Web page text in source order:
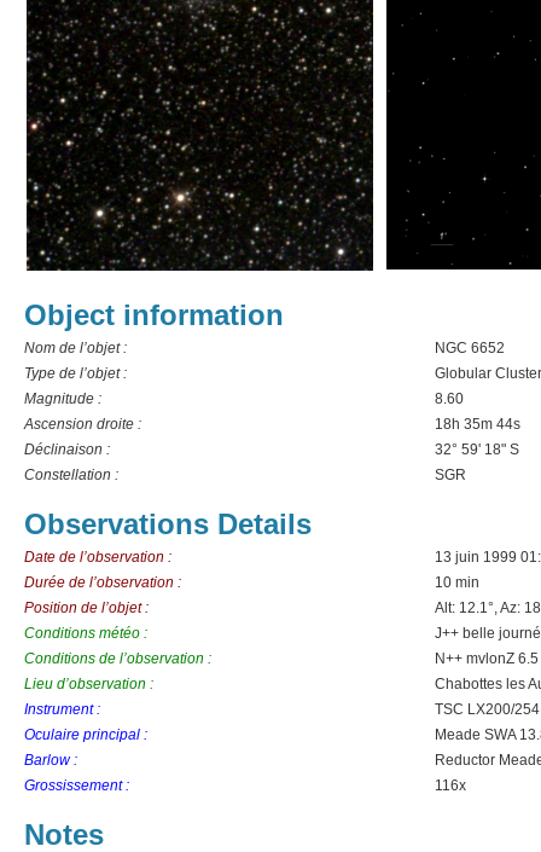
Object information
Nom de l’objet :
NGC 6652
Type de l’objet :
Globular Cluster
Magnitude :
8.60
Ascension droite :
18h 35m 44s
Déclinaison :
32° 59' 18" S
Constellation :
SGR
Observations Details
Date de l’observation :
13 juin 1999
Durée de l’observation :
10 min
Position de l’objet :
Alt: 12.1°, Az:
Conditions météo :
J++ belle
Conditions de l’observation :
N++ mvlonZ
Lieu d’observation :
Chabottes les
Instrument :
TSC LX200/
Oculaire principal :
Meade SWA
Barlow :
Reductor
Grossissement :
116x
Notes